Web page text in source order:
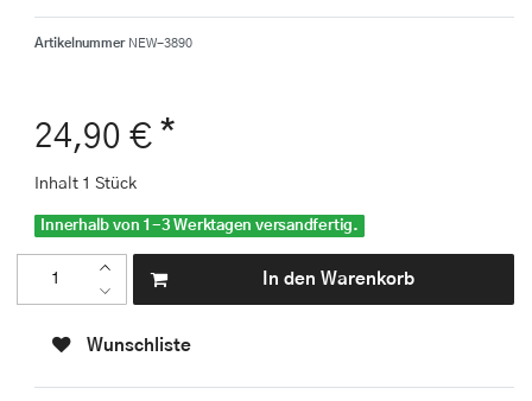
Artikelnummer NEW-3890
24,90 € *
Inhalt 1 Stück
Innerhalb von 1-3 Werktagen versandfertig.
In den Warenkorb
Wunschliste